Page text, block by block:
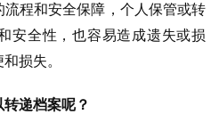
程和安全保障，个人保管或转
安全性，也容易造成遗失或损
损失。
递档案呢？